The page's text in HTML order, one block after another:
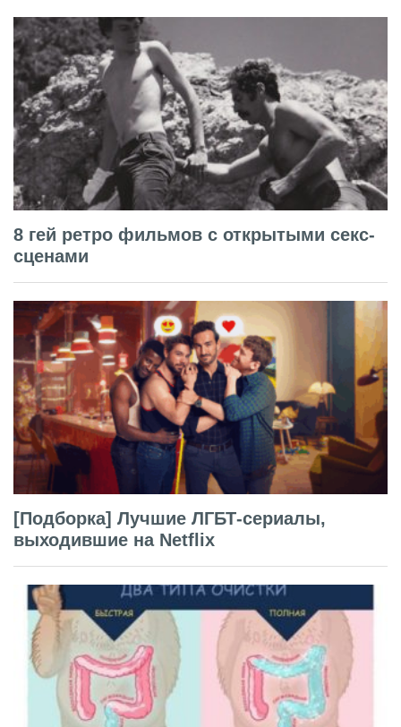
8 гей ретро фильмов с открытыми секс-
сценами
[Подборка] Лучшие ЛГБТ-сериалы,
выходившие на Netflix